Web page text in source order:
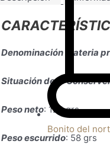
Bonito del
Denominación materia
Situación de la
Peso neto: 120 grs
Peso escurrido: 58 grs